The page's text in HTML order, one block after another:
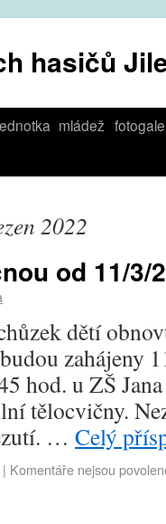
hasičů
mládež
2022
od 11/3/
dětí
zahájeny
hod. u ZŠ
tělocvičny.
… Celý
| Komentáře nejsou